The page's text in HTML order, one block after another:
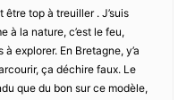
top à treuiller . J’suis
à la nature, c’est le feu,
explorer. En Bretagne, y’a
ça déchire faux. Le
que du bon sur ce modèle,